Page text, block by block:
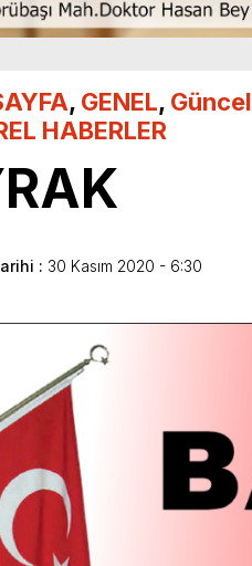
, GENEL, Güncel
HABERLER
: 30 Kasım 2020 - 6:30